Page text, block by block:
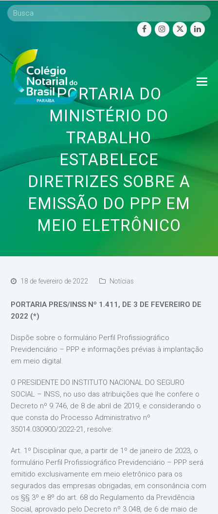
facebookinstagram
twitter
PORTARIA DO
MINISTÉRIO DO
TRABALHO
ESTABELECE
DIRETRIZES SOBRE A
EMISSÃO DO PPP EM
MEIO ELETRÔNICO
18 de fevereiro de 2022 Notícias
PORTARIA PRES/INSS Nº 1.411, DE 3 DE FEVEREIRO DE
2022 (*)
Dispõe sobre o formulário Perfil Profissiográfico
Previdenciário – PPP e informações prévias à implantação
em meio digital.
O PRESIDENTE DO INSTITUTO NACIONAL DO SEGURO
SOCIAL – INSS, no uso das atribuições que lhe confere o
Decreto nº 9.746, de 8 de abril de 2019, e considerando o
que consta do Processo Administrativo nº
35014.030900/2022-21, resolve:
Art. 1º Disciplinar que, a partir de 1º de janeiro de 2023, o
formulário Perfil Profissiográfico Previdenciário – PPP será
emitido exclusivamente em meio eletrônico para os
segurados das empresas obrigadas, em consonância com
os §§ 3º e 8º do art. 68 do Regulamento da Previdência
Social, aprovado pelo Decreto nº 3.048, de 6 de maio de